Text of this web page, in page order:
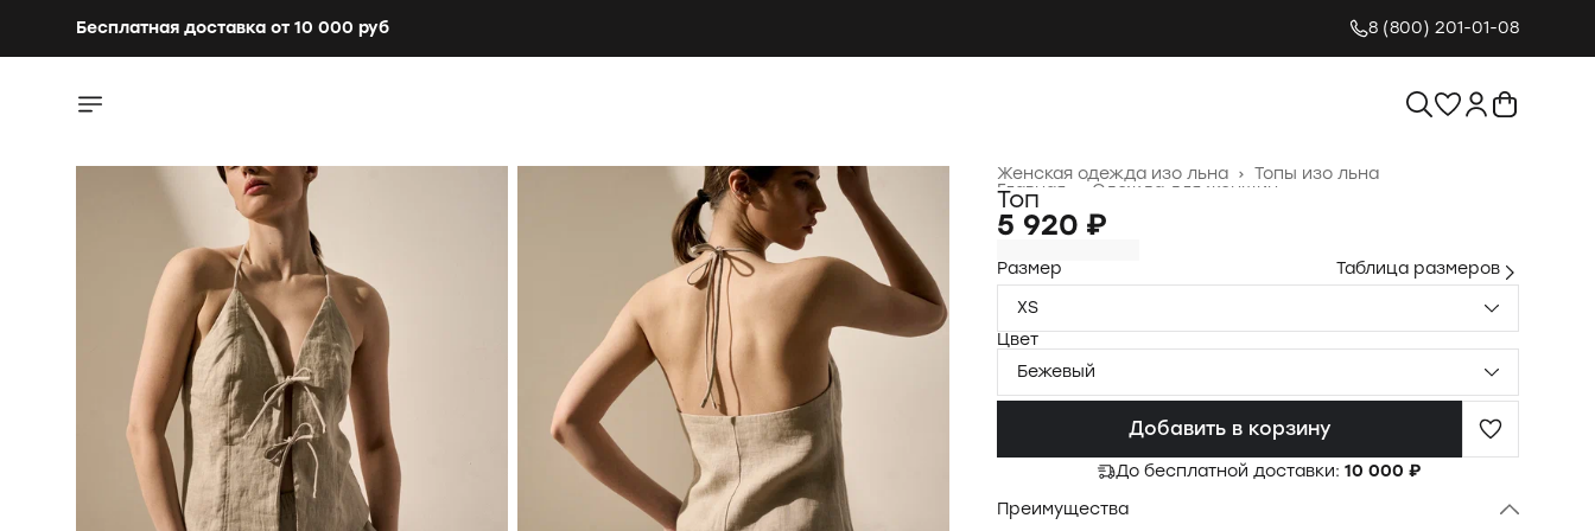
Бесплатная доставка от 10 000 руб 8 (800) 201-01-08
Топы изо льна
Женская одежда изо льна ›
Одежда для женщин
Главная
Топ
5 920 ₽
Размер
Таблица размеров
XS
Цвет
Бежевый
Добавить в корзину
До бесплатной доставки: 10 000 ₽
Преимущества